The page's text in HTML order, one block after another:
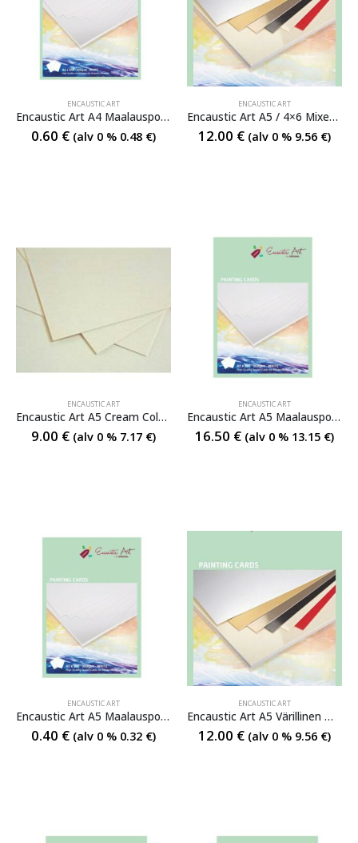
ENCAUSTIC ART
Encaustic Art A4 Maalauspohja irto
0.60 € (alv 0 % 0.48 €)
ENCAUSTIC ART
Encaustic Art A5 / 4×6 Mixed Colours Maalauspohja
12.00 € (alv 0 % 9.56 €)
ENCAUSTIC ART
Encaustic Art A5 Cream Colours Maalauspohja
9.00 € (alv 0 % 7.17 €)
ENCAUSTIC ART
Encaustic Art A5 Maalauspohja
16.50 € (alv 0 % 13.15 €)
ENCAUSTIC ART
Encaustic Art A5 Maalauspohja irto
0.40 € (alv 0 % 0.32 €)
ENCAUSTIC ART
Encaustic Art A5 Värillinen Maalauspohja
12.00 € (alv 0 % 9.56 €)